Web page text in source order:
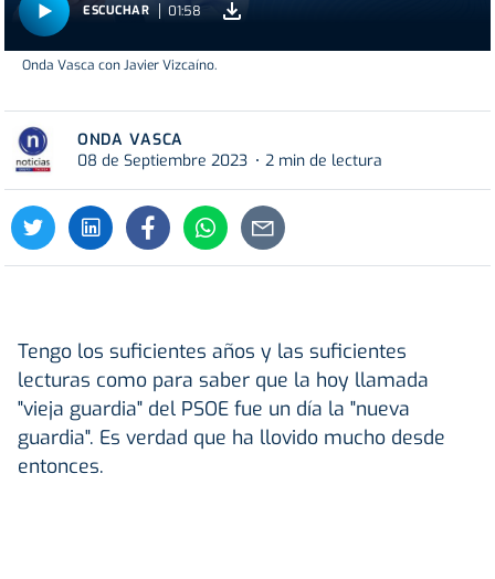
ESCUCHAR 01:58
Onda Vasca con Javier Vizcaíno.
ONDA VASCA
08 de Septiembre 2023
2 min de lectura
Tengo los suficientes años y las suficientes
lecturas como para saber que la hoy llamada
"vieja guardia" del PSOE fue un día la "nueva
guardia". Es verdad que ha llovido mucho desde
entonces.